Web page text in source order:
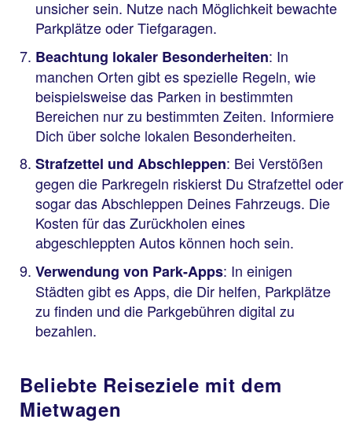
unsicher sein. Nutze nach Möglichkeit bewachte
Parkplätze oder Tiefgaragen.
Beachtung lokaler Besonderheiten: In
manchen Orten gibt es spezielle Regeln, wie
beispielsweise das Parken in bestimmten
Bereichen nur zu bestimmten Zeiten. Informiere
Dich über solche lokalen Besonderheiten.
Strafzettel und Abschleppen: Bei Verstößen
gegen die Parkregeln riskierst Du Strafzettel oder
sogar das Abschleppen Deines Fahrzeugs. Die
Kosten für das Zurückholen eines
abgeschleppten Autos können hoch sein.
Verwendung von Park-Apps: In einigen
Städten gibt es Apps, die Dir helfen, Parkplätze
zu finden und die Parkgebühren digital zu
bezahlen.
Beliebte Reiseziele mit dem
Mietwagen